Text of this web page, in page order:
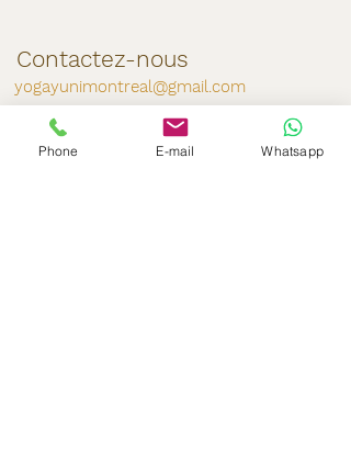
Contactez-nous
yogayunimontreal@gmail.com
Tél: (514) 404-8095
Phone E-mail Whatsapp